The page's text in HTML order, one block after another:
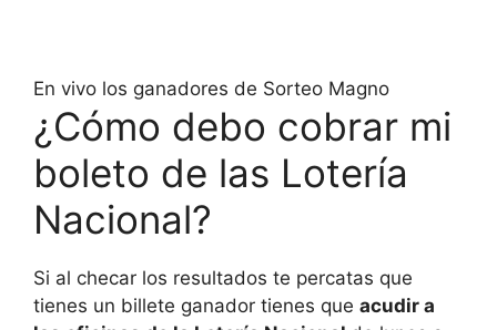
En vivo los ganadores de Sorteo Magno
¿Cómo debo cobrar mi
boleto de las Lotería
Nacional?
Si al checar los resultados te percatas que
tienes un billete ganador tienes que acudir a